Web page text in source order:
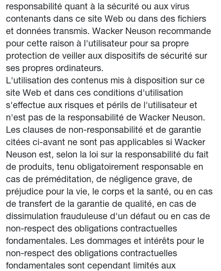
responsabilité quant à la sécurité ou aux virus
contenants dans ce site Web ou dans des fichiers
et données transmis. Wacker Neuson recommande
pour cette raison à l'utilisateur pour sa propre
protection de veiller aux dispositifs de sécurité sur
ses propres ordinateurs.
L'utilisation des contenus mis à disposition sur ce
site Web et dans ces conditions d'utilisation
s'effectue aux risques et périls de l'utilisateur et
n'est pas de la responsabilité de Wacker Neuson.
Les clauses de non-responsabilité et de garantie
citées ci-avant ne sont pas applicables si Wacker
Neuson est, selon la loi sur la responsabilité du fait
de produits, tenu obligatoirement responsable en
cas de préméditation, de négligence grave, de
préjudice pour la vie, le corps et la santé, ou en cas
de transfert de la garantie de qualité, en cas de
dissimulation frauduleuse d'un défaut ou en cas de
non-respect des obligations contractuelles
fondamentales. Les dommages et intérêts pour le
non-respect des obligations contractuelles
fondamentales sont cependant limités aux